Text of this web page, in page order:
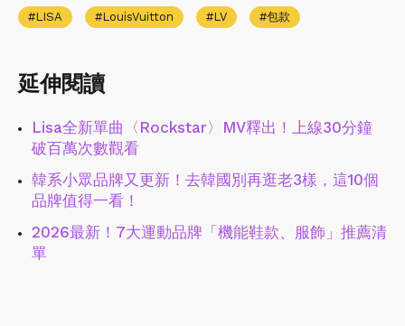
LISA LouisVuitton LV 包款
延伸閱讀
Lisa全新單曲〈Rockstar〉MV釋出！上線30分鐘
破百萬次數觀看
韓系小眾品牌又更新！去韓國別再逛老3樣，這10個
品牌值得一看！
2026最新！7大運動品牌「機能鞋款、服飾」推薦清
單